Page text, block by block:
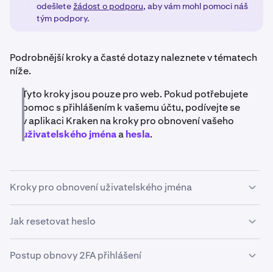
odešlete žádost o podporu, aby vám mohl pomoci náš
tým podpory.
Podrobnější kroky a časté dotazy naleznete v tématech
níže.
Tyto kroky jsou pouze pro web. Pokud potřebujete
pomoc s přihlášením k vašemu účtu, podívejte se
v aplikaci Kraken na kroky pro obnovení vašeho
uživatelského jménaahesla.
Kroky pro obnovení uživatelského jména
Vyžádání připomenutí uživatelského jména:
1
V prohlížeči přejděte na adresu
Jak resetovat heslo
Pokud provedete jakékoli změny hesla, budou výběry
Postup obnovy 2FA přihlášení